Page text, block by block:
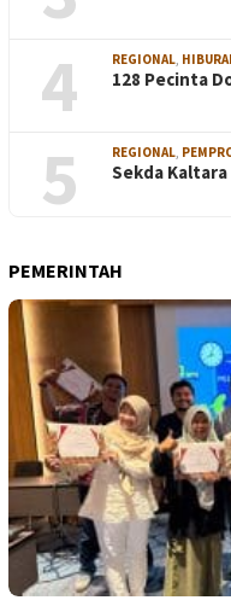
4 REGIONAL,
128 Pecinta
5 REGIONAL,
Sekda
PEMERINTAH